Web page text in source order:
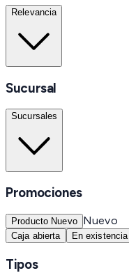
Relevancia
Sucursal
Sucursales
Promociones
Producto Nuevo Nuevo
Caja abierta En existencia
Tipos